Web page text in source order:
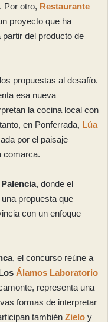
Por otro, Restaurante
proyecto que ha
del producto de
propuestas al desafío.
esa nueva
la cocina local con
en Ponferrada, Lúa
por el paisaje
comarca.
Palencia, donde el
propuesta que
con un enfoque
, el concurso reúne a
Álamos Laboratorio
representa una
formas de interpretar
también Zielo y